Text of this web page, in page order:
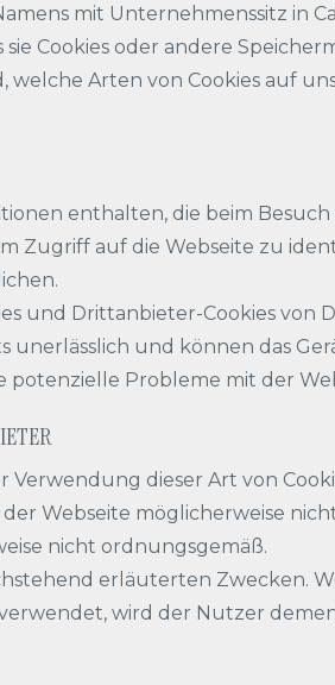
mit Unternehmenssitz in
Cookies oder andere
welche Arten von Cookies auf
enthalten, die beim
Zugriff auf die Webseite zu
und Drittanbieter-Cookies von
und können das
Probleme mit der
dieser Art von
Webseite möglicherweise
nicht ordnungsgemäß.
erläuterten Zwecken.
wird der Nutzer